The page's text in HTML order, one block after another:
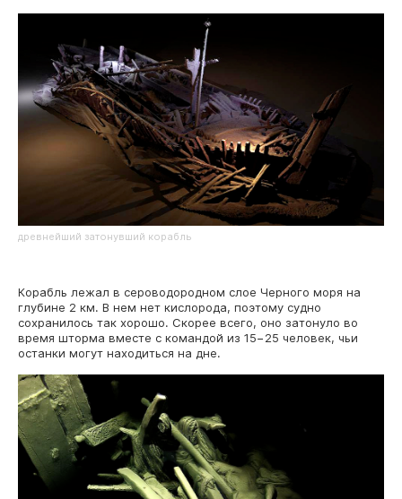
древнейший затонувший корабль
Корабль лежал в сероводородном слое Черного моря на
глубине 2 км. В нем нет кислорода, поэтому судно
сохранилось так хорошо. Скорее всего, оно затонуло во
время шторма вместе с командой из 15−25 человек, чьи
останки могут находиться на дне.